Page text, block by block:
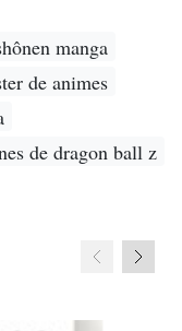
manga
de animes
de dragon ball z